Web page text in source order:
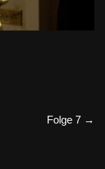
Folge 7 →